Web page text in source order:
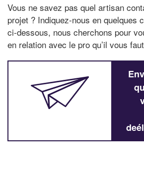
Vous ne savez pas quel artisan
projet ? Indiquez-nous en quelques
ci-dessous, nous cherchons pour
en relation avec le pro qu’il vous